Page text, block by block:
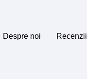
Despre noi Recenzii